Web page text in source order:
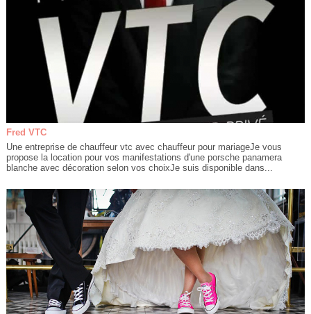
Fred VTC
Une entreprise de chauffeur vtc avec chauffeur pour mariageJe vous
propose la location pour vos manifestations d'une porsche panamera
blanche avec décoration selon vos choixJe suis disponible dans...